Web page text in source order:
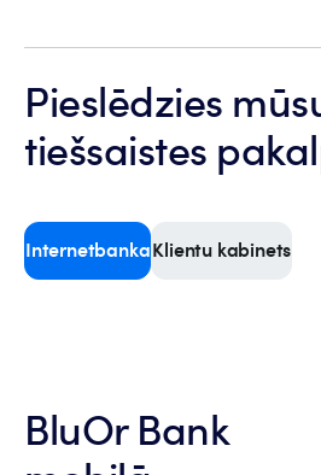
Pieslēdzies
tiešsaistes
InternetbankaKlientu kabinets
BluOr Bank